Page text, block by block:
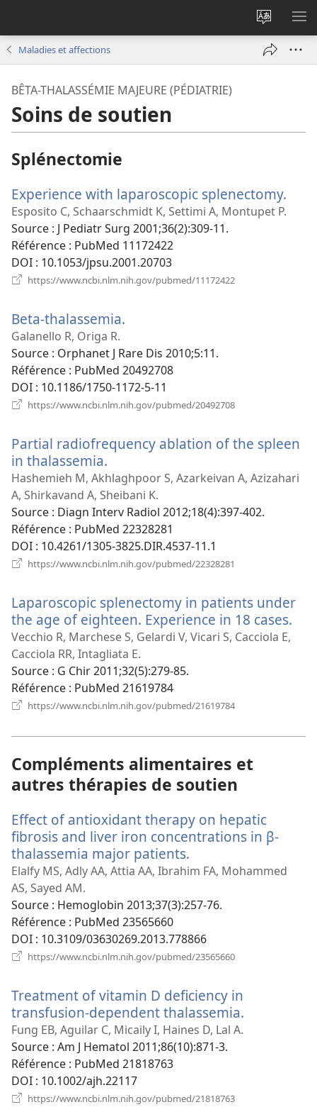
Changer
la
langue
Maladies et affections
BÊTA-THALASSÉMIE MAJEURE (PÉDIATRIE)
Soins de soutien
Splénectomie
Experience with laparoscopic splenectomy.
Esposito C, Schaarschmidt K, Settimi A, Montupet P.
Source ‎: J Pediatr Surg 2001;36(2):309-11.
Référence ‎: PubMed 11172422
DOI ‎: 10.1053/jpsu.2001.20703
https://www.ncbi.nlm.nih.gov/pubmed/11172422
Beta-thalassemia.
nouvelle
fenêtre)
Galanello R, Origa R.
Source ‎: Orphanet J Rare Dis 2010;5:11.
Référence ‎: PubMed 20492708
DOI ‎: 10.1186/1750-1172-5-11
https://www.ncbi.nlm.nih.gov/pubmed/20492708
fenêtre)
Partial radiofrequency ablation of the spleen
in thalassemia.
une
nouvelle
fenêtre)
Hashemieh M, Akhlaghpoor S, Azarkeivan A, Azizahari
A, Shirkavand A, Sheibani K.
Source ‎: Diagn Interv Radiol 2012;18(4):397-402.
Référence ‎: PubMed 22328281
DOI ‎: 10.4261/1305-3825.DIR.4537-11.1
https://www.ncbi.nlm.nih.gov/pubmed/22328281
fenêtre)
Laparoscopic splenectomy in patients under
the age of eighteen. Experience in 18 cases.
Vecchio R, Marchese S, Gelardi V, Vicari S, Cacciola E,
Cacciola RR, Intagliata E.
Source ‎: G Chir 2011;32(5):279-85.
Référence ‎: PubMed 21619784
https://www.ncbi.nlm.nih.gov/pubmed/21619784
Compléments alimentaires et
autres thérapies de soutien
Effect of antioxidant therapy on hepatic
fibrosis and liver iron concentrations in β-
thalassemia major patients.
une
fenêtre)
Elalfy MS, Adly AA, Attia AA, Ibrahim FA, Mohammed
AS, Sayed AM.
Source ‎: Hemoglobin 2013;37(3):257-76.
Référence ‎: PubMed 23565660
DOI ‎: 10.3109/03630269.2013.778866
https://www.ncbi.nlm.nih.gov/pubmed/23565660
fenêtre)
Treatment of vitamin D deficiency in
transfusion-dependent thalassemia.
Fung EB, Aguilar C, Micaily I, Haines D, Lal A.
Source ‎: Am J Hematol 2011;86(10):871-3.
Référence ‎: PubMed 21818763
DOI ‎: 10.1002/ajh.22117
https://www.ncbi.nlm.nih.gov/pubmed/21818763